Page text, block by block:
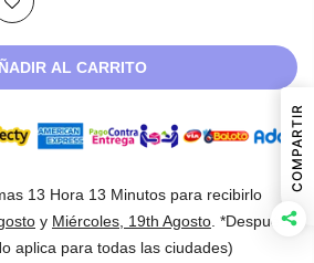
AL CARRITO
13 Hora 13 Minutos para recibirlo
y Miércoles, 19th Agosto . *Después
aplica para todas las ciudades)
COMPARTIR